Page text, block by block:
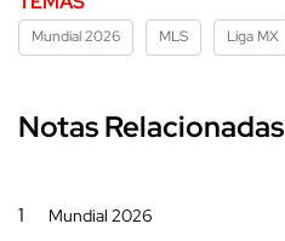
Mundial 2026 MLS Liga MX
Notas Relacionadas
1 Mundial 2026